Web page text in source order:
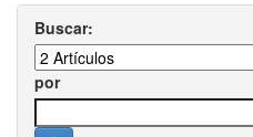
Buscar:
por